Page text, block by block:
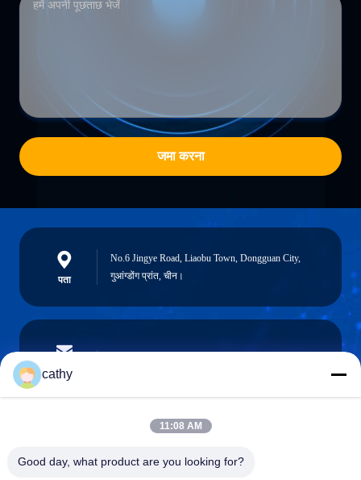
जमा करना
पता
No.6 Jingye Road, Liaobu Town, Dongguan City,
गुआंग्डोंग प्रांत, चीन।
ईमेल
फोन
cathy
11:08 AM
Good day, what product are you looking for?